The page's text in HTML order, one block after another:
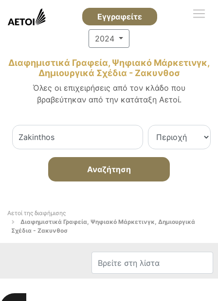
Εγγραφείτε
2024
Διαφημιστικά Γραφεία, Ψηφιακό Μάρκετινγκ,
Δημιουργικά Σχέδια - Ζακυνθοσ
Όλες οι επιχειρήσεις από τον κλάδο που
βραβεύτηκαν από την κατάταξη Αετοί.
Αναζήτηση
Αετοί της διαφήμισης
Διαφημιστικά Γραφεία, Ψηφιακό Μάρκετινγκ, Δημιουργικά
Σχέδια - Ζακυνθοσ